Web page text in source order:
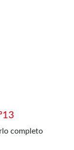
completo